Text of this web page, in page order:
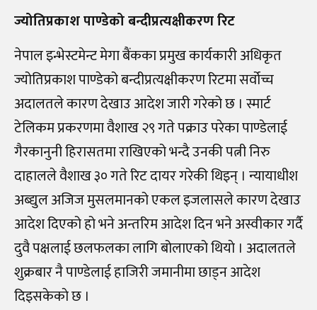
ज्योतिप्रकाश पाण्डेको बन्दीप्रत्यक्षीकरण रिट
नेपाल इन्भेस्टमेन्ट मेगा बैंकका प्रमुख कार्यकारी अधिकृत
ज्योतिप्रकाश पाण्डेको बन्दीप्रत्यक्षीकरण रिटमा सर्वोच्च
अदालतले कारण देखाउ आदेश जारी गरेको छ । स्मार्ट
टेलिकम प्रकरणमा वैशाख २९ गते पक्राउ परेका पाण्डेलाई
गैरकानुनी हिरासतमा राखिएको भन्दै उनकी पत्नी निरु
दाहालले वैशाख ३० गते रिट दायर गरेकी थिइन् । न्यायाधीश
अब्द्युल अजिज मुसलमानको एकल इजलासले कारण देखाउ
आदेश दिएको हो भने अन्तरिम आदेश दिन भने अस्वीकार गर्दै
दुवै पक्षलाई छलफलका लागि बोलाएको थियाे । अदालतले
शुक्रबार नै पाण्डेलाई हाजिरी जमानीमा छाड्न आदेश
दिइसकेकाे छ ।